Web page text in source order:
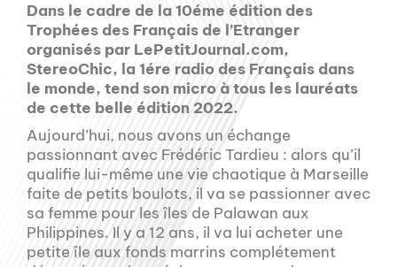
Dans le cadre de la 10éme édition des
Trophées des Français de l’Etranger
organisés par LePetitJournal.com,
StereoChic, la 1ére radio des Français dans
le monde, tend son micro à tous les lauréats
de cette belle édition 2022.
Aujourd’hui, nous avons un échange
passionnant avec Frédéric Tardieu : alors qu’il
qualifie lui-même une vie chaotique à Marseille
faite de petits boulots, il va se passionner avec
sa femme pour les îles de Palawan aux
Philippines. Il y a 12 ans, il va lui acheter une
petite île aux fonds marrins complétement